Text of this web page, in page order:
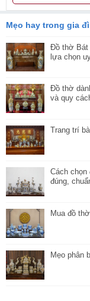
Mẹo hay trong gia
Đồ thờ Bát
lựa chọn
Đồ thờ
và quy
Trang trí
Cách
đúng,
Mua đồ
Mẹo phân